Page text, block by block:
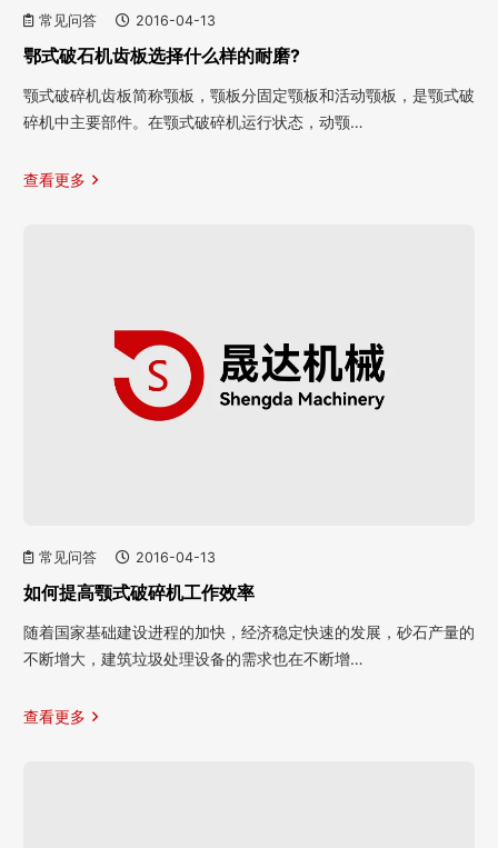
常见问答 2016-04-13
鄂式破石机齿板选择什么样的耐磨?
颚式破碎机齿板简称颚板，颚板分固定颚板和活动颚板，是颚式破
碎机中主要部件。在颚式破碎机运行状态，动颚…
查看更多
常见问答 2016-04-13
如何提高颚式破碎机工作效率
随着国家基础建设进程的加快，经济稳定快速的发展，砂石产量的
不断增大，建筑垃圾处理设备的需求也在不断增…
查看更多